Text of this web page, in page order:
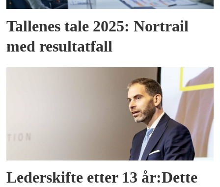
Tallenes tale 2025: Nortrail
med resultatfall
Lederskifte etter 13 år:Dette